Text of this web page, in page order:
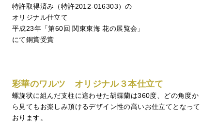
特許取得済み（特許2012-016303）の
オリジナル仕立て
平成23年「第60回 関東東海 花の展覧会」
にて銅賞受賞
彩華のワルツ オリジナル３本仕立て
螺旋状に組んだ支柱に這わせた胡蝶蘭は360度、どの角度か
ら見てもお楽しみ頂けるデザイン性の高いお仕立てとなって
おります。